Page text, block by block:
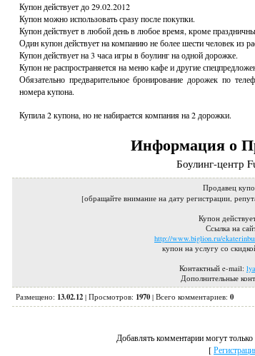
Купон действует до 29.02.2012
Купон можно использовать сразу после покупки.
Купон действует в любой день в любое время, кроме
Один купон действует на компанию не более шести человек из
Купон действует на 3 часа игры в боулинг на одной дорожке.
Купон не распространяется на меню кафе и другие
Обязательно предварительное бронирование дорожек по
номера купона.
Купила 2 купона, но не набирается компания на 2 дорожки.
Информация о
Боулинг-центр
Продавец
[обращайте внимание на дату регистрации,
Купон
Ссылка на
http://www.biglion.ru/
купон на услугу со
Контактный e-mail:
Дополнительные
Размещено: 13.02.12 | Просмотров: 1970 | Всего комментариев: 0
Добавлять комментарии могут
[